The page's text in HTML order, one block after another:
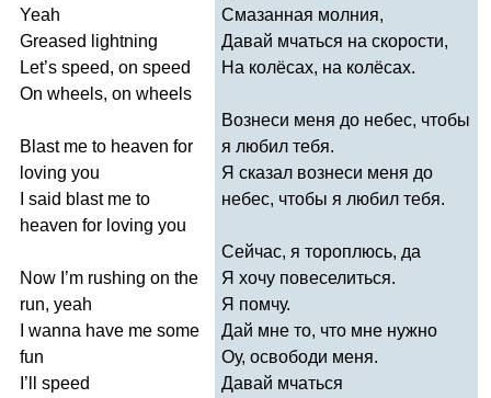
Yeah
Greased
lightning
Let’s speed, on speed
On wheels, on wheels
Blast me to heaven for
loving you
said blast me to
heaven for loving you
Now ’m rushing on the
run, yeah
wanna have me some
fun
’
speed
Смазанная молния,
Давай мчаться на скорости,
На колёсах, на колёсах.
Вознеси меня до небес, чтобы
я любил тебя.
Я сказал вознеси меня до
небес, чтобы я любил тебя.
Сейчас, я тороплюсь, да
Я хочу повеселиться.
Я помчу.
Дай мне то, что мне нужно
Оу, освободи меня.
Давай мчаться